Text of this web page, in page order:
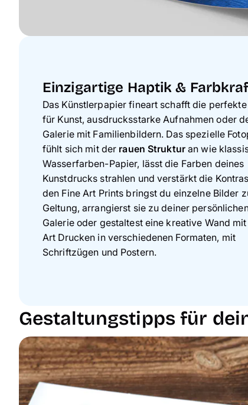
Einzigartige Haptik &
Das Künstlerpapier fineart schafft die perfekte
für Kunst, ausdrucksstarke Aufnahmen oder
Galerie mit Familienbildern. Das spezielle
fühlt sich mit der rauen Strukturan wie
Wasserfarben-Papier, lässt die Farben deines
Kunstdrucks strahlen und verstärkt die
den Fine Art Prints bringst du einzelne Bilder
Geltung, arrangierst sie zu deiner
Galerie oder gestaltest eine kreative Wand mit
Art Drucken in verschiedenen Formaten, mit
Schriftzügen und Postern.
Gestaltungstipps für